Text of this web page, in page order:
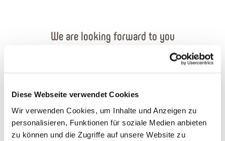
Diese Webseite verwendet Cookies
Wir verwenden Cookies, um Inhalte und Anzeigen zu
personalisieren, Funktionen für soziale Medien anbieten
zu können und die Zugriffe auf unsere Website zu
We are looking forward to you
Order brochures
Plan your journey